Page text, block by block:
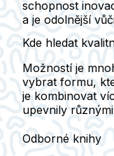
schopnost
a je odolnější
Kde hledat
Možností je
vybrat formu,
je kombinovat
upevnily
Odborné knihy